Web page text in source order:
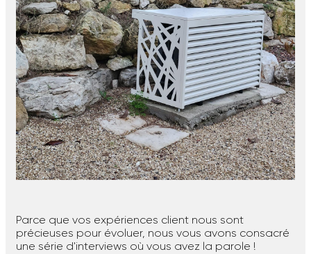
Parce que vos expériences client nous sont
précieuses pour évoluer, nous vous avons consacré
une série d'interviews où vous avez la parole !